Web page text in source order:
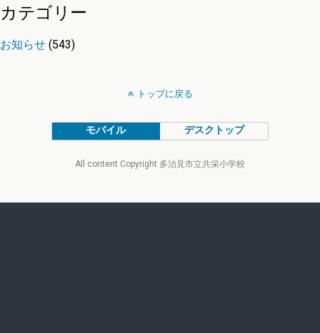
カテゴリー
お知らせ (543)
トップに戻る
モバイル デスクトップ
All content Copyright 多治見市立共栄小学校